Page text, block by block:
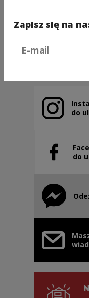
Kategorie:
Poprzedni
do
Uwaga, link
do
Uwaga, link
Uwaga, link
Zapisz się na